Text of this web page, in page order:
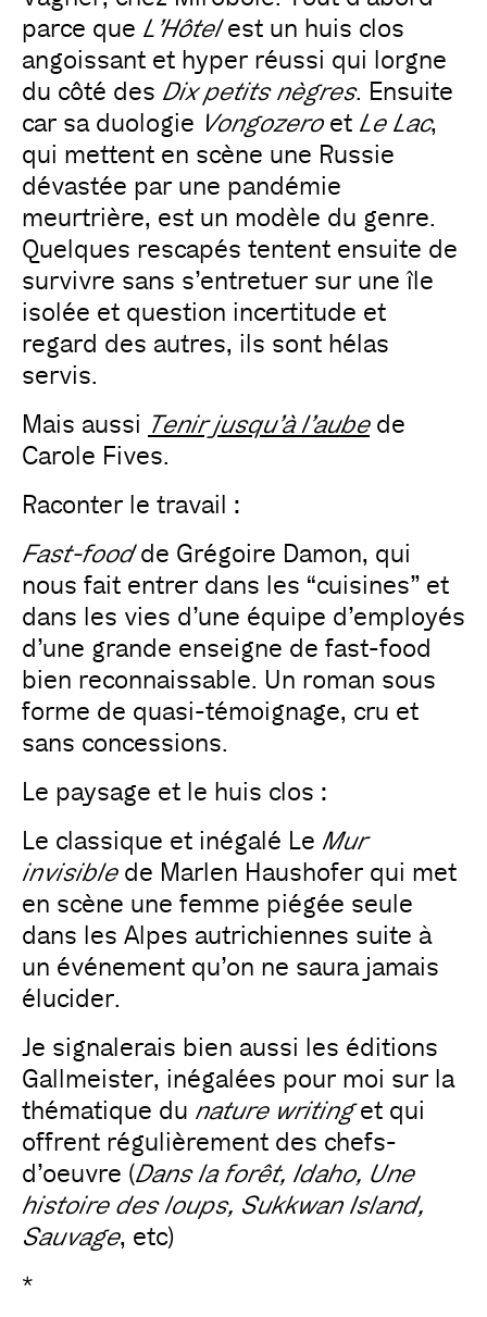
parce que L’Hôtelest un huis clos
angoissant et hyper réussi qui lorgne
du côté des Dix petits nègres. Ensuite
car sa duologie Vongozeroet Le Lac,
qui mettent en scène une Russie
dévastée par une pandémie
meurtrière, est un modèle du genre.
Quelques rescapés tentent ensuite de
survivre sans s’entretuer sur une île
isolée et question incertitude et
regard des autres, ils sont hélas
servis.
Mais aussi Tenir jusqu’à l’aube de
Carole Fives.
Raconter le travail :
Fast-foodde Grégoire Damon, qui
nous fait entrer dans les “cuisines” et
dans les vies d’une équipe d’employés
d’une grande enseigne de fast-food
bien reconnaissable. Un roman sous
forme de quasi-témoignage, cru et
sans concessions.
Le paysage et le huis clos :
Le classique et inégalé Le Mur
invisiblede Marlen Haushofer qui met
en scène une femme piégée seule
dans les Alpes autrichiennes suite à
un événement qu’on ne saura jamais
élucider.
Je signalerais bien aussi les éditions
Gallmeister, inégalées pour moi sur la
thématique du nature writinget qui
offrent régulièrement des chefs-
d’oeuvre (Dans la forêt, Idaho, Une
histoire des loups, Sukkwan Island,
Sauvage, etc)
*